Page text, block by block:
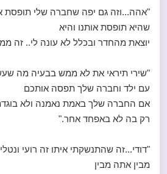
"אהה...וזה גם יפה שחברה שלי תופסת
שהיא תופסת אותנו והיא
יוצאת מהחדר ובכלל לא עונה לי.. זה
"שירי תיראי את לא ממש בבעיה מה
עם ילד וחברה שלך תפסה אותכם
אם החברה שלך באמת נאמנה ולא
רק בה לא באפחד אחר."
"דודי...זה שהתנשקתי איתו זה רועי
מבין אתה מבין